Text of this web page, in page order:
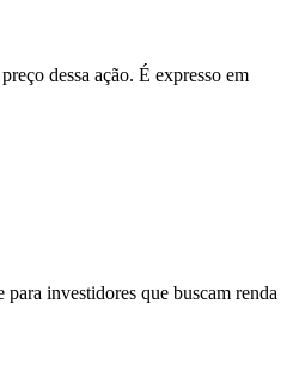
dessa ação. É expresso em
\ da \ Ação} \times
investidores que buscam renda